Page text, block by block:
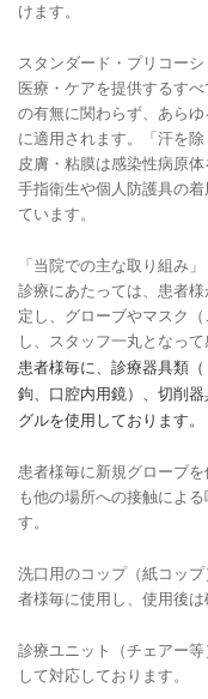
けます。
スタンダード・プリコー
医療・ケアを提供するす
の有無に関わらず、あら
に適用されます。「汗を
皮膚・粘膜は感染性病原
手指衛生や個人防護具の
ています。
「当院での主な取り組み」
診療にあたっては、患者
定し、グローブやマスク
し、スタッフ一丸となっ
患者様毎に、診療器具類
鉤、口腔内用鏡）、切削
グルを使用しております。
患者様毎に新規グローブ
も他の場所への接触によ
す。
洗口用のコップ（紙コッ
者様毎に使用し、使用後は
診療ユニット（チェアー
して対応しております。